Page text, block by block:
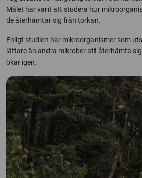
Målet har varit att studera hur
de återhämtar sig från torkan.
Enligt studien har mikroorganismer som
lättare än andra mikrober att återhämta
ökar igen.